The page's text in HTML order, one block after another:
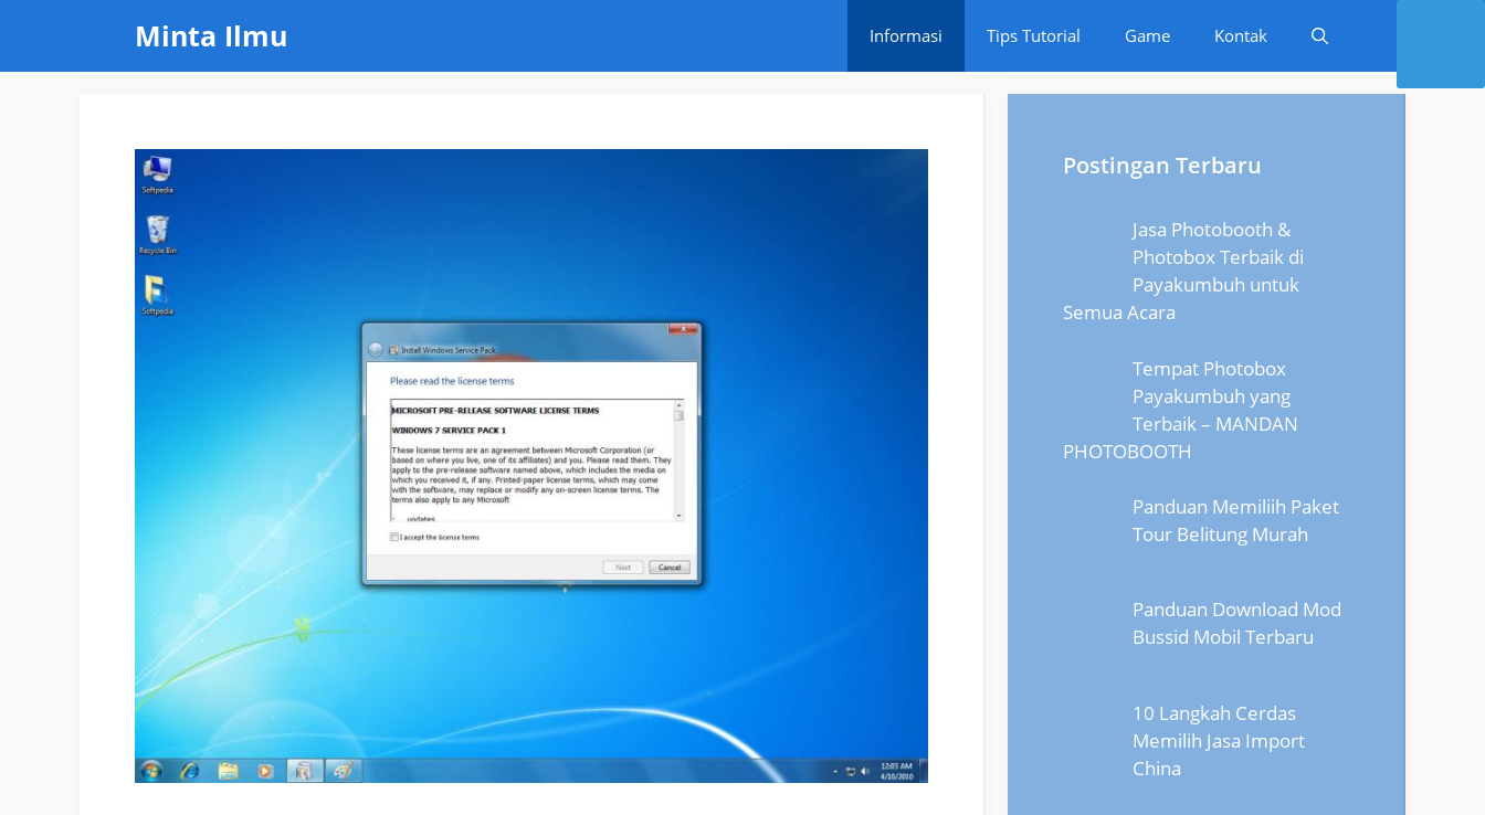
content
Minta Ilmu Informasi Tips Tutorial Game Kontak
Postingan Terbaru
Jasa Photobooth &
Photobox Terbaik di
Payakumbuh untuk
Semua Acara
Tempat Photobox
Payakumbuh yang
Terbaik – MANDAN
PHOTOBOOTH
Panduan Memiliih Paket
Tour Belitung Murah
Panduan Download Mod
Bussid Mobil Terbaru
10 Langkah Cerdas
Memilih Jasa Import
China